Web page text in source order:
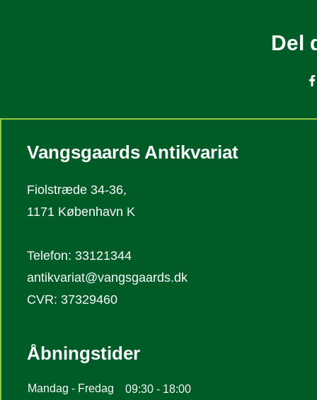
Del
Vangsgaards Antikvariat
Fiolstræde 34-36,
1171 København K
Telefon: 33121344
antikvariat@vangsgaards.dk
CVR: 37329460
Åbningstider
09:30 - 18:00
Mandag - Fredag